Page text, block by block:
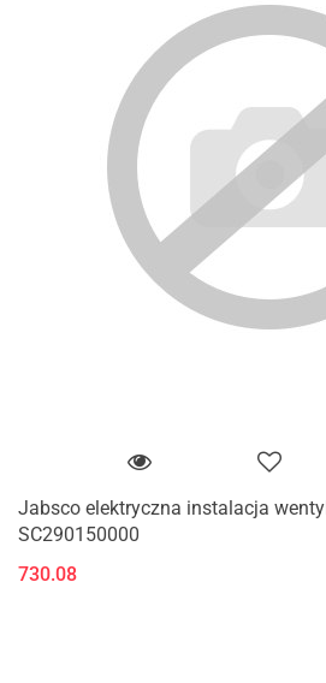
Jabsco elektryczna instalacja
SC290150000
730.08